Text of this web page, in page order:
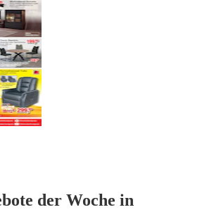
der Woche in